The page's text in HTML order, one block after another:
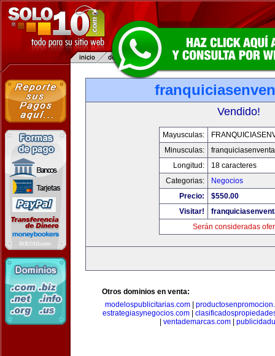
Vendido!
Mayusculas:
Minusculas:
Longitud:
18 caracteres
Categorias:
Negocios
Precio:
$550.00
Visitar!
Serán consideradas
Otros dominios en venta:
modelospublicitarias.com
estrategiasynegocios.com|
ventademarcas.com